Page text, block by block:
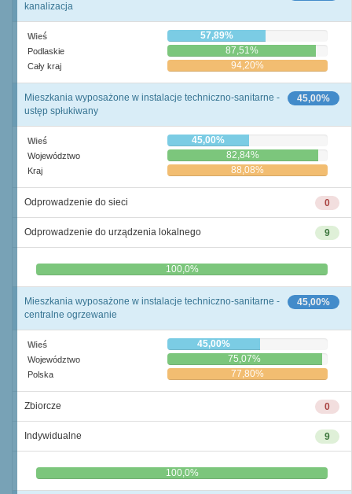
kanalizacja
Wieś 57,89%
Podlaskie 87,51%
Cały kraj 94,20%
45,00%
Mieszkania wyposażone w instalacje techniczno-sanitarne -
ustęp spłukiwany
Wieś 45,00%
Województwo 82,84%
Kraj 88,08%
0
Odprowadzenie do sieci
9
Odprowadzenie do urządzenia lokalnego
0,0% 100,0%
45,00%
Mieszkania wyposażone w instalacje techniczno-sanitarne -
centralne ogrzewanie
Wieś 45,00%
Województwo 75,07%
Polska 77,80%
0
Zbiorcze
9
Indywidualne
0,0% 100,0%